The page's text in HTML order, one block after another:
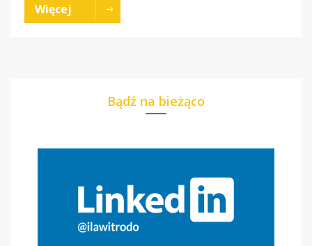
Więcej
Bądź na bieżąco